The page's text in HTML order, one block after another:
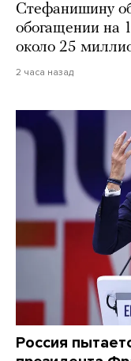
Стефанишину
обогащении на
около 25
2 часа назад
Россия